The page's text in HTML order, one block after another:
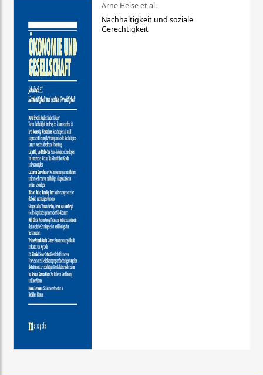
Arne Heise et al.
Nachhaltigkeit und soziale
Gerechtigkeit